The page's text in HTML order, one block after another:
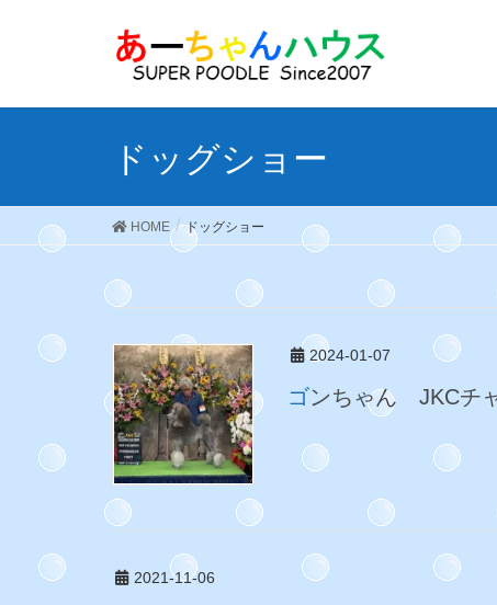
ドッグショー
HOME ドッグショー
2024-01-07
ゴンちゃん JKCチ
2021-11-06